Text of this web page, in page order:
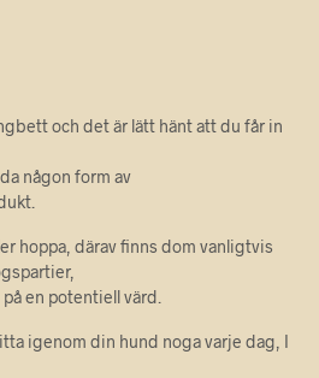
och det är lätt hänt att du får in
någon form av
hoppa, därav finns dom vanligtvis
en potentiell värd.
igenom din hund noga varje dag, I